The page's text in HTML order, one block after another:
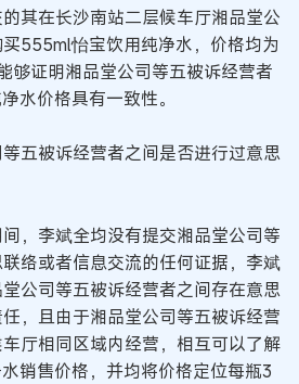
其在长沙南站二层候车厅湘品堂公
555ml怡宝饮用纯净水，价格均为
够证明湘品堂公司等五被诉经营者
水价格具有一致性。
等五被诉经营者之间是否进行过意思
，李斌全均没有提交湘品堂公司等
络或者信息交流的任何证据，李斌
公司等五被诉经营者之间存在意思
，且由于湘品堂公司等五被诉经营
厅相同区域内经营，相互可以了解
销售价格，并均将价格定位每瓶3